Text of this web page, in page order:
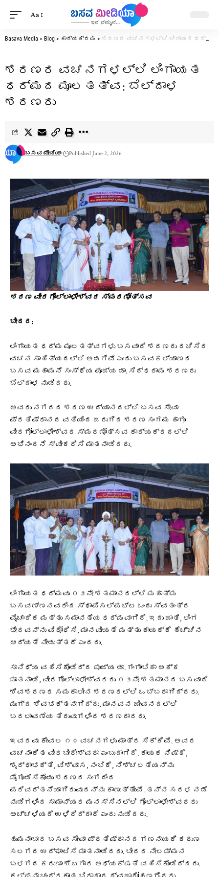
Aa
Basava Media > Blog > ಕಾರ್ಯಕ್ರಮ > ಶರಣರ ವಚನಗಳಲ್ಲಿ ಲಿಂಗಾಯತ ಧರ್ಮದ ಮೂಲತತ್ವ: ಬೆಲ್ದಾಳ ಶರಣರು
ಶರಣರ ವಚನಗಳಲ್ಲಿ ಲಿಂಗಾಯತ
ಧರ್ಮದ ಮೂಲತತ್ವ: ಬೆಲ್ದಾಳ
ಶರಣರು
ಬಸವ ಮೀಡಿಯಾ Published June 2, 2026
ಶರಣ ವೀರಗೊಲ್ಲಾಳೇಶ್ವರ ಸ್ಮರಣೋತ್ಸವ
ಬೀದರ:
ಲಿಂಗಾಯತ ಧರ್ಮ ಮೂಲತತ್ವಗಳು ಬಸವಾದಿ ಶರಣರು ರಚಿಸಿದ
ವಚನ ಸಾಹಿತ್ಯದಲ್ಲಿ ಅಡಗಿವೆ ಎಂದು ಬಸವಕಲ್ಯಾಣದ
ಬಸವ ಮಹಾಮನೆ ಸಂಸ್ಥೆಯ ಪೂಜ್ಯ ಡಾ. ಸಿದ್ಧರಾಮ ಶರಣರು
ಬೆಲ್ದಾಳ ನುಡಿದರು.
ಅವರು ನಗರದ ಶರಣ ಉದ್ಯಾನದಲ್ಲಿ ಬಸವ ಸೇವಾ
ಪ್ರತಿಷ್ಠಾನದ ವತಿಯಿಂದ ಜರುಗಿದ ಶರಣ ಸಂಗಮ ಹಾಗೂ
ವೀರಗೋಲ್ಲಾಳೇಶ್ವರ ಸ್ಮರಣೋತ್ಸವ ಕಾರ್ಯಕ್ರದಲ್ಲಿ
ಅಭಿನಂದನೆ ಸ್ವೀಕರಿಸಿ ಮಾತನಾಡಿದರು.
ಲಿಂಗಾಯತ ಧರ್ಮವು ೧೨ನೇ ಶತಮಾನದಲ್ಲಿ ಮಹಾತ್ಮ
ಬಸವಣ್ಣನವರಿಂದ ಸ್ಥಾಪಿಸಲ್ಪಟ್ಟ ಒಂದು ಸ್ವತಂತ್ರ
ವೈಚಾರಿಕ ಮತ್ತು ಸಮಾನತೆಯ ಧರ್ಮವಾಗಿದೆ. ಇದು ಜಾತಿ, ಲಿಂಗ
ಭೇದವನ್ನು ವಿರೋಧಿಸಿ, ಮಾನವೀಯತೆ ಮತ್ತು ಕಾಯಕ್ಕೆ ಹೆಚ್ಚಿನ
ಆದ್ಯತೆ ನೀಡುತ್ತದೆ ಎಂದರು.
ಸಾನಿಧ್ಯ ವಹಿಸಿಕೊಂಡಿದ್ದ ಪೂಜ್ಯ ಡಾ. ಗಂಗಾಂಬಿಕಾ ಅಕ್ಕ
ಮಾತನಾಡಿ, ವೀರಗೊಲ್ಲಾಳೇಶ್ವರರು ೧೨ನೇ ಶತಮಾನದ ಬಸವಾದಿ
ಶಿವಶರಣರ ಸಮಕಾಲೀನ ಶರಣರಲ್ಲಿ ಒಬ್ಬರಾಗಿದ್ದರು.
ಮುಗ್ದ ಶಿವಭಕ್ತನಾಗಿದ್ದು, ಮಾನವನ ಜೀವನದಲ್ಲಿ
ಬದಲಾವಣೆಯ ತಿರುವುಗಳಿಂದ ಶರಣರಾದರು.
ಇವರವು ಕೇವಲ ೧೦ ವಚನಗಳು ಮಾತ್ರ ಸಿಕ್ಕಿವೆ. ಅವರ
ವಚನಾಂಕಿತ ವೀರಬೀರೇಶ್ವರಾ ಎಂಬುದಾಗಿದೆ. ಕಾಯಕ ನಿಷ್ಠೆ,
ಶೃದ್ಧಾಭಕ್ತಿ, ವಿಶ್ವಾಸ, ನಂಬಿಕೆ, ನಿಶ್ಚಲತೆಯನ್ನು
ಮೈಗೂಡಿಸಿಕೊಂಡು ಶರಣರ ಸಂಗದಿಂದ
ಪರಿವರ್ತನೆಯಾಗಿರುವುದನ್ನು ಕಾಣುತ್ತೇವೆ. ತನ್ನ ಸರಳ ನಡೆ
ನುಡಿಗಳಿಂದ ಸಾಮಾನ್ಯರ ಮನಸ್ಸಿನಲ್ಲಿ ಗೊಲ್ಲಾಳೇಶ್ವರರು
ಅಚ್ಚಳಿಯದೆ ಉಳಿದಿದ್ದಾರೆ ಎಂದು ನುಡಿದರು.
ಹುಮನಾಬಾದ ಬಸವ ಸೇವಾ ಪ್ರತಿಷ್ಠಾನದ ಗಣನಾಯಕಿ ಕರುಣ
ಸಲಗರ ಉದ್ಘಾಟಿಸಿ ಮಾತನಾಡಿದರು. ಬೀದರ ನೀಲಮ್ಮನ
ಬಳಗದ ಕರುಣಾ ಶೆಟಗಾರ ಅಧ್ಯಕ್ಷತೆ ವಹಿಸಿಕೊಂಡಿದ್ದರು.